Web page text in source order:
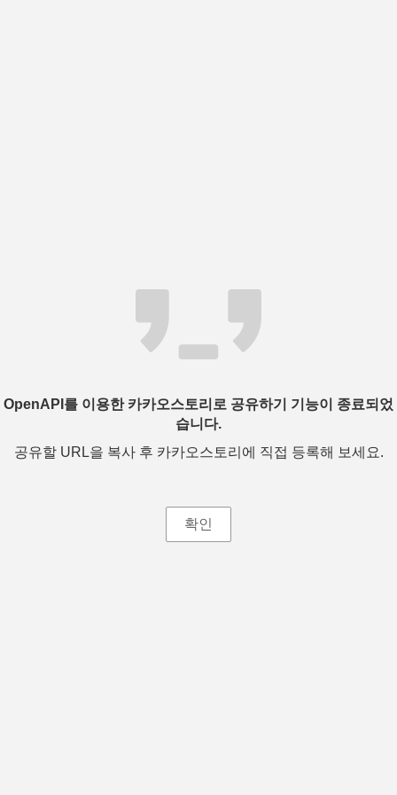
OpenAPI를 이용한 카카오스토리로 공유하기 기능이 종료되었
습니다.
공유할 URL을 복사 후 카카오스토리에 직접 등록해 보세요.
확인